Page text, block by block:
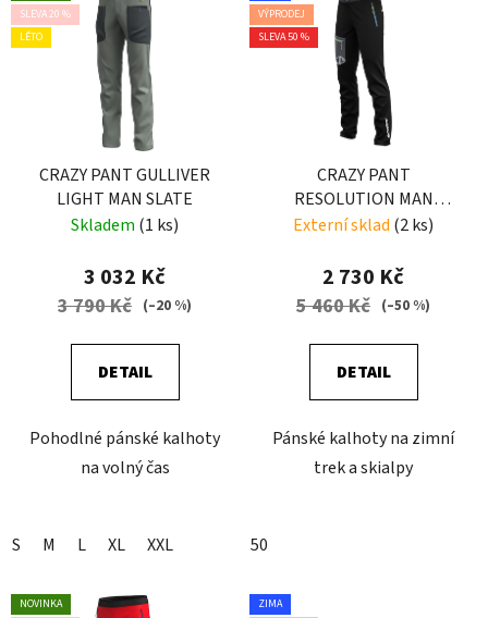
SLEVA 20 %
LÉTO
CRAZY PANT GULLIVER
LIGHT MAN SLATE
Skladem (1 ks)
3 032 Kč
3 790 Kč (–20 %)
DETAIL
Pohodlné pánské kalhoty
na volný čas
S M L XL XXL
VÝPRODEJ
SLEVA 50 %
CRAZY PANT
RESOLUTION MAN
LIKEN-BLACK
Externí sklad (2 ks)
2 730 Kč
5 460 Kč (–50 %)
DETAIL
Pánské kalhoty na zimní
trek a skialpy
50
NOVINKA
ZIMA